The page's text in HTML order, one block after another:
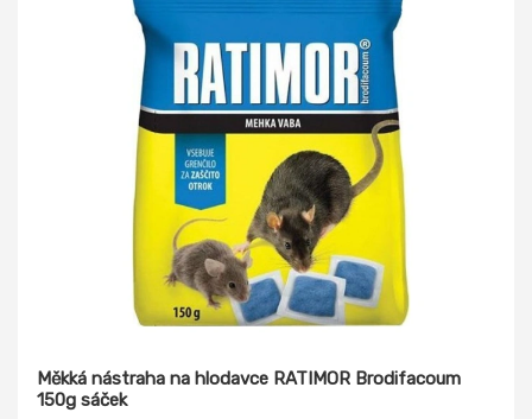
Měkká nástraha na hlodavce RATIMOR Brodifacoum
150g sáček